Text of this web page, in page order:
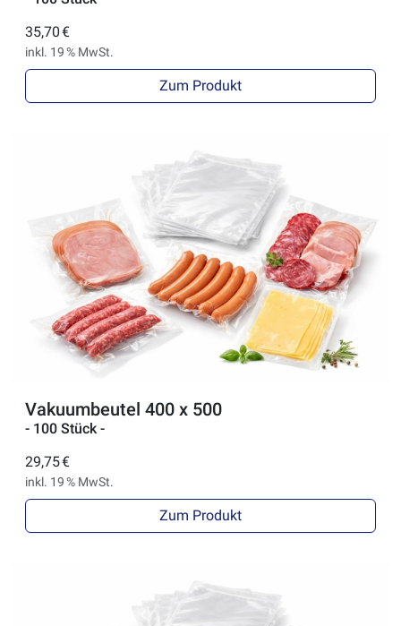
35,70 €
inkl. 19 % MwSt.
Zum Produkt
Vakuumbeutel 400 x 500
- 100 Stück -
29,75 €
inkl. 19 % MwSt.
Zum Produkt